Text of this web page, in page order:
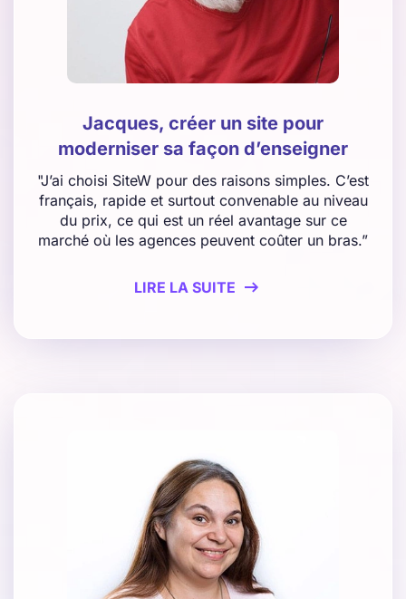
Jacques, créer un site pour
moderniser sa façon d’enseigner
"J’ai choisi SiteW pour des raisons simples. C’est
français, rapide et surtout convenable au niveau
du prix, ce qui est un réel avantage sur ce
marché où les agences peuvent coûter un bras.”
LIRE LA SUITE 